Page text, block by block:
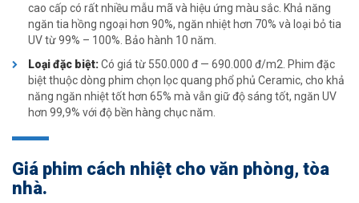
cao cấp có rất nhiều mẫu mã và hiệu ứng màu sắc. Khả năng
ngăn tia hồng ngoại hơn 90%, ngăn nhiệt hơn 70% và loại bỏ tia
UV từ 99% – 100%. Bảo hành 10 năm.
Loại đặc biệt:Có giá từ 550.000 đ — 690.000 đ/m2. Phim đặc
biệt thuộc dòng phim chọn lọc quang phổ phủ Ceramic, cho khả
năng ngăn nhiệt tốt hơn 65% mà vẫn giữ độ sáng tốt, ngăn UV
hơn 99,9% với độ bền hàng chục năm.
Giá phim cách nhiệt cho văn phòng, tòa
nhà.